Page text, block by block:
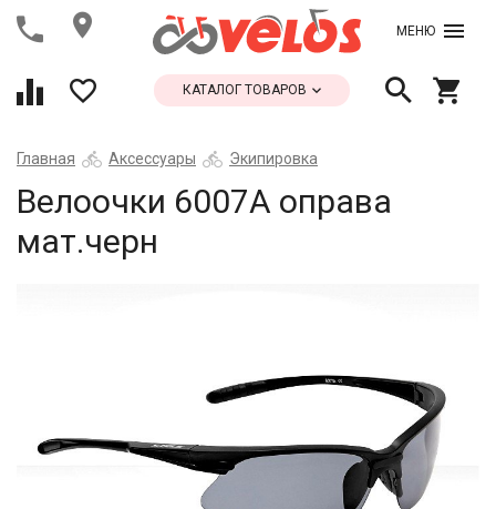
МЕНЮ
КАТАЛОГ ТОВАРОВ
Главная Аксессуары Экипировка
Велоочки 6007А оправа
мат.черн